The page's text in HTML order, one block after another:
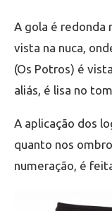
A gola é redonda
vista na nuca,
(Os Potros) é
aliás, é lisa no
A aplicação dos
quanto nos
numeração, é